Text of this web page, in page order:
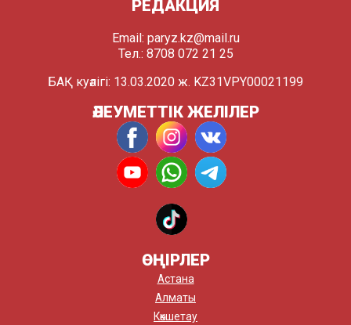
РЕДАКЦИЯ
Email: paryz.kz@mail.ru
Тел.: 8708 072 21 25
БАҚ куәлігі: 13.03.2020 ж. KZ31VPY00021199
ӘЛЕУМЕТТІК ЖЕЛІЛЕР
ӨҢІРЛЕР
Астана
Алматы
Көкшетау